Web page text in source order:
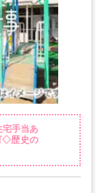
宅手当あ
◇歴史の